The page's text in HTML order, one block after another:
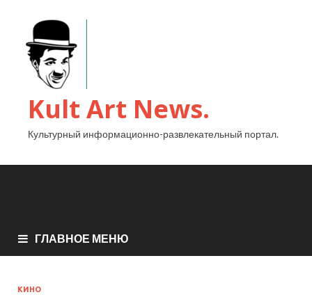
Kult Art News.
Культурный информационно-развлекательный портал.
ГЛАВНОЕ МЕНЮ
КИНО